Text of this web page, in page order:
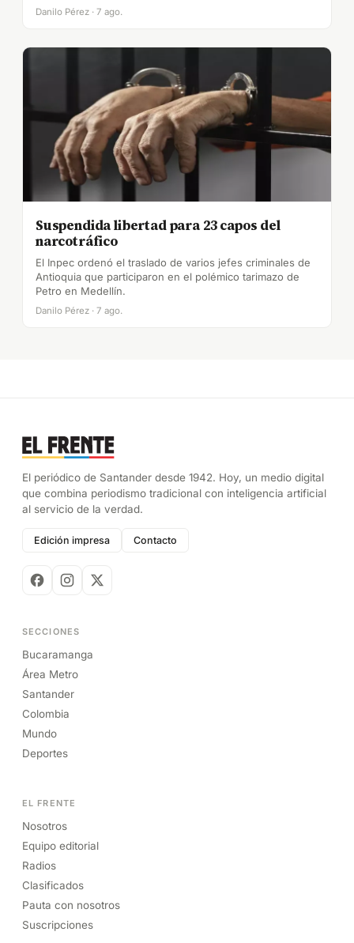
Danilo Pérez · 7 ago.
Suspendida libertad para 23 capos del
narcotráfico
El Inpec ordenó el traslado de varios jefes criminales de
Antioquia que participaron en el polémico tarimazo de
Petro en Medellín.
Danilo Pérez · 7 ago.
El periódico de Santander desde 1942. Hoy, un medio digital
que combina periodismo tradicional con inteligencia artificial
al servicio de la verdad.
Edición impresa Contacto
SECCIONES
Bucaramanga
Área Metro
Santander
Colombia
Mundo
Deportes
EL FRENTE
Nosotros
Equipo editorial
Radios
Clasificados
Pauta con nosotros
Suscripciones